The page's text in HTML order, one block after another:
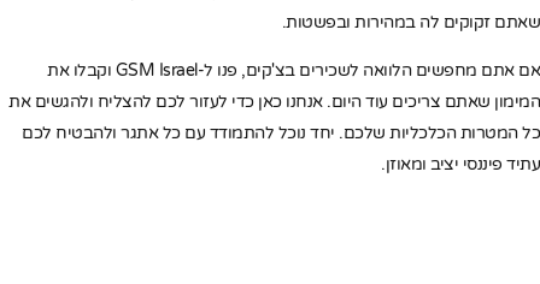
שאתם זקוקים לה במהירות ובפשטות.
אם אתם מחפשים הלוואה לשכירים בצ'קים, פנו ל-GSM Israel וקבלו את
המימון שאתם צריכים עוד היום. אנחנו כאן כדי לעזור לכם להצליח ולהגשים את
כל המטרות הכלכליות שלכם. יחד נוכל להתמודד עם כל אתגר ולהבטיח לכם
עתיד פיננסי יציב ומאוזן.